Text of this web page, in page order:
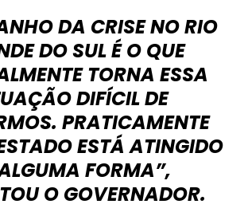
DA CRISE NO RIO
DO SUL É O QUE
TORNA ESSA
DIFÍCIL DE
PRATICAMENTE
ESTÁ ATINGIDO
FORMA”,
O GOVERNADOR.